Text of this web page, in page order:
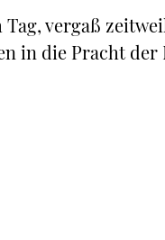
vergaß
in die Pracht